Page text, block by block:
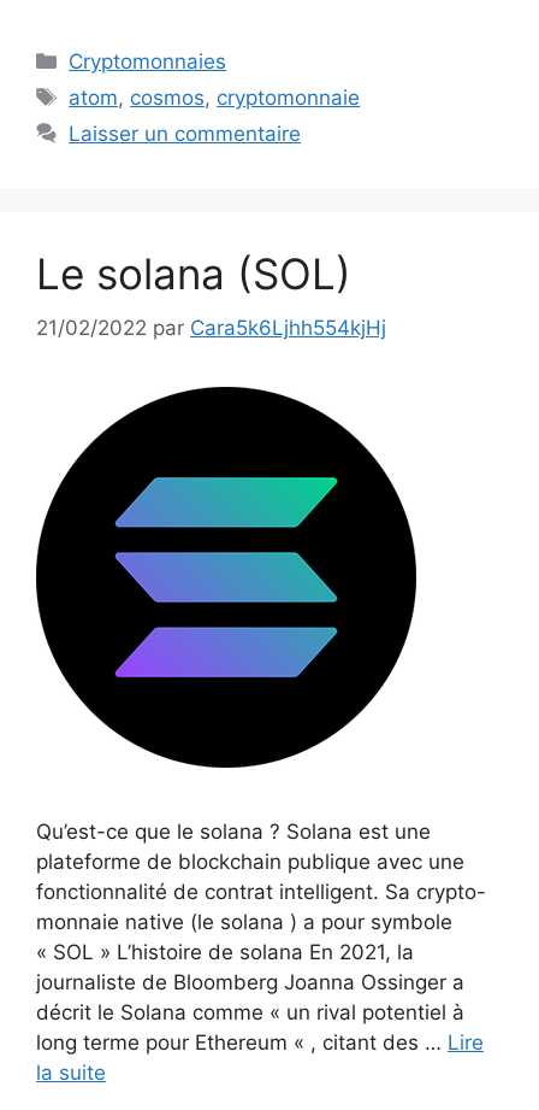
Catégories
Cryptomonnaies
Étiquettes
atom, cosmos, cryptomonnaie
Laisser un commentaire
Le solana (SOL)
21/02/2022 par Cara5k6Ljhh554kjHj
Qu’est-ce que le solana ? Solana est une
plateforme de blockchain publique avec une
fonctionnalité de contrat intelligent. Sa crypto-
monnaie native (le solana ) a pour symbole
« SOL » L’histoire de solana En 2021, la
journaliste de Bloomberg Joanna Ossinger a
décrit le Solana comme « un rival potentiel à
long terme pour Ethereum « , citant des … Lire
la suite